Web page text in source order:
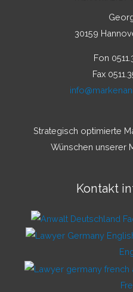
30159
Fon
Fax
Strategisch optimierte
Wünschen unserer
Kontakt